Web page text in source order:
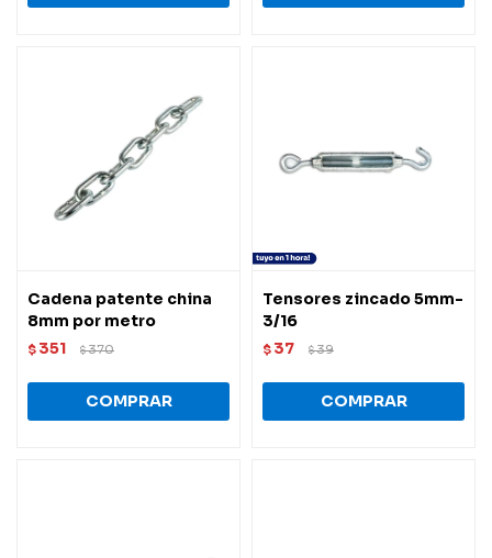
Cadena patente china
8mm por metro
$ 351 $370
Tensores zincado 5mm-
3/16
$ 37 $39